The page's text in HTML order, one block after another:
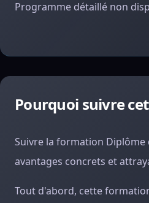
Programme détaillé non
Pourquoi suivre
Suivre la formation Diplôme
avantages concrets et
Tout d'abord, cette